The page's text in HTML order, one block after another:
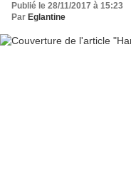
Publié le 28/11/2017 à 15:23
Par Eglantine